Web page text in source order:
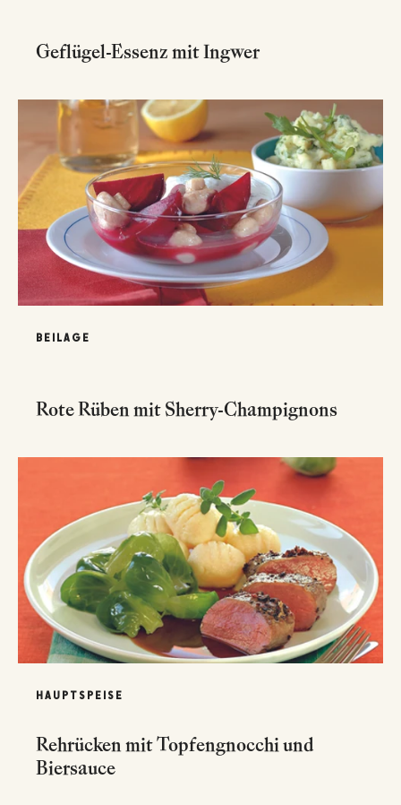
Geflügel-Essenz mit Ingwer
BEILAGE
Rote Rüben mit Sherry-Champignons
HAUPTSPEISE
Rehrücken mit Topfengnocchi und
Biersauce